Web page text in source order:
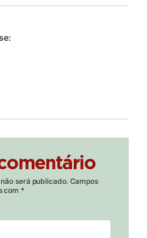
será publicado. Campos
com *